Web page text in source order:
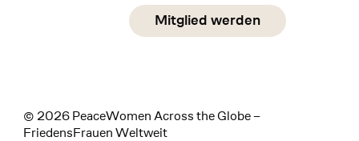
Social Media
linkedin
Mitglied werden
© 2026 PeaceWomen Across the Globe –
FriedensFrauen Weltweit